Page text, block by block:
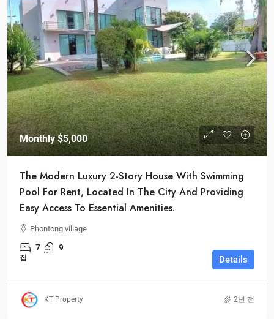
Monthly$5,000
The Modern Luxury 2-Story House With Swimming
Pool For Rent, Located In The City And Providing
Easy Access To Essential Amenities.
Phontong village
7 9
집 Details
KT Property 2년 전